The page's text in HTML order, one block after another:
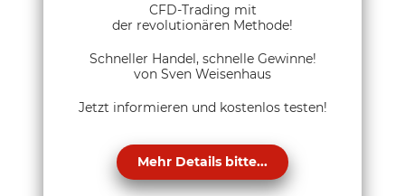
CFD-Trading mit
der revolutionären Methode!
Schneller Handel, schnelle Gewinne!
von Sven Weisenhaus
Jetzt informieren und kostenlos testen!
Mehr Details bitte...